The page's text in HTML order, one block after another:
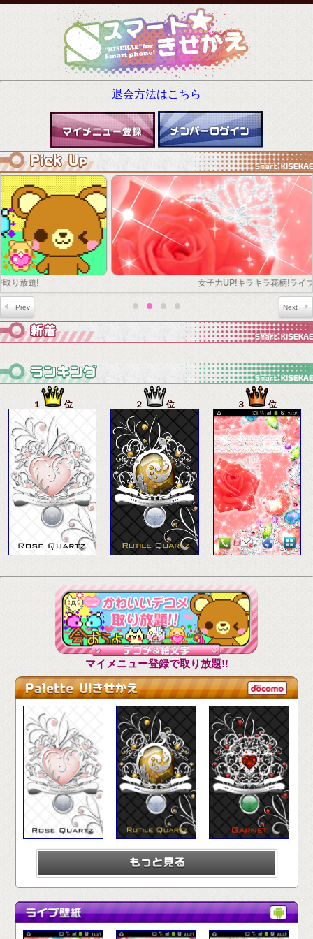
退会方法はこちら
女子力UP!キラキラ花柄!ライブ壁紙
１ 位 ２ 位 ３ 位
マイメニュー登録で取り放題!!